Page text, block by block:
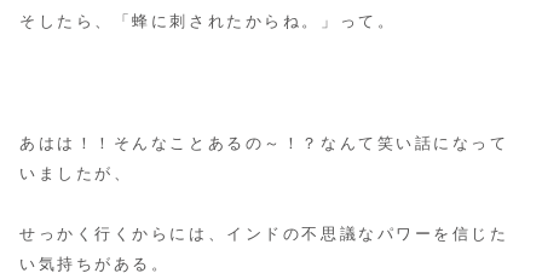
そしたら、「蜂に刺されたからね。」って。
あはは！！そんなことあるの～！？なんて笑い話になって
いましたが、
せっかく行くからには、インドの不思議なパワーを信じた
い気持ちがある。